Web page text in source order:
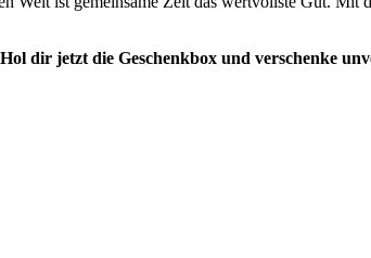
dir jetzt die Geschenkbox und verschenke